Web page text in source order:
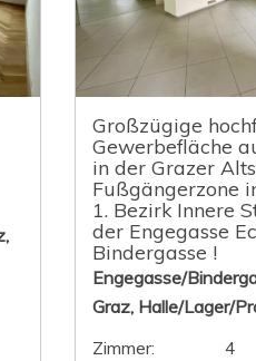
Großzügige
Gewerbefläche
in der Grazer
Fußgängerzone
1. Bezirk Innere
der Engegasse
Bindergasse !
Engegasse/
Graz, Halle/Lager/
Zimmer:
4